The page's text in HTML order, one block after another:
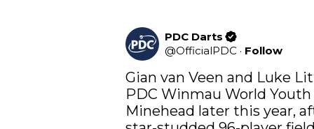
PDC Darts
@OfficialPDC · Follow
Gian van Veen and Luke
PDC Winmau World
Minehead later this year,